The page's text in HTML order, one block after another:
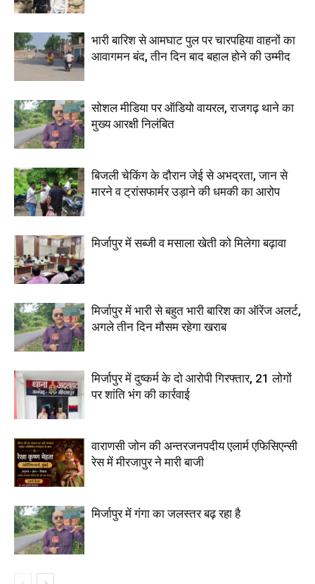
भारी बारिश से आमघाट पुल पर चारपहिया वाहनों का
आवागमन बंद, तीन दिन बाद बहाल होने की उम्मीद
सोशल मीडिया पर ऑडियो वायरल, राजगढ़ थाने का
मुख्य आरक्षी निलंबित
बिजली चेकिंग के दौरान जेई से अभद्रता, जान से
मारने व ट्रांसफार्मर उड़ाने की धमकी का आरोप
मिर्जापुर में सब्जी व मसाला खेती को मिलेगा बढ़ावा
मिर्जापुर में भारी से बहुत भारी बारिश का ऑरेंज अलर्ट,
अगले तीन दिन मौसम रहेगा खराब
मिर्जापुर में दुष्कर्म के दो आरोपी गिरफ्तार, 21 लोगों
पर शांति भंग की कार्रवाई
वाराणसी जोन की अन्तरजनपदीय एलार्म एफिसिएन्सी
रेस में मीरजापुर ने मारी बाजी
मिर्जापुर में गंगा का जलस्तर बढ़ रहा है